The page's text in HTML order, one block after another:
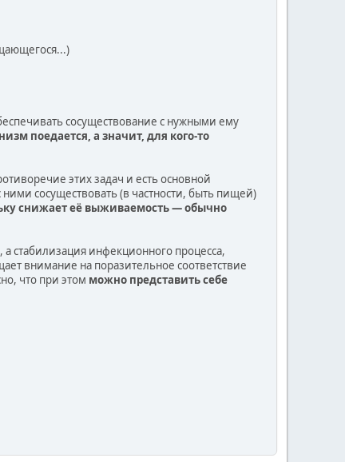
сосуществование с нужными ему
поедается, а значит, для кого-то
этих задач и есть основной
сосуществовать (в частности, быть пищей)
снижает её выживаемость — обычно
стабилизация инфекционного процесса,
внимание на поразительное соответствие
что при этом можно представить себе